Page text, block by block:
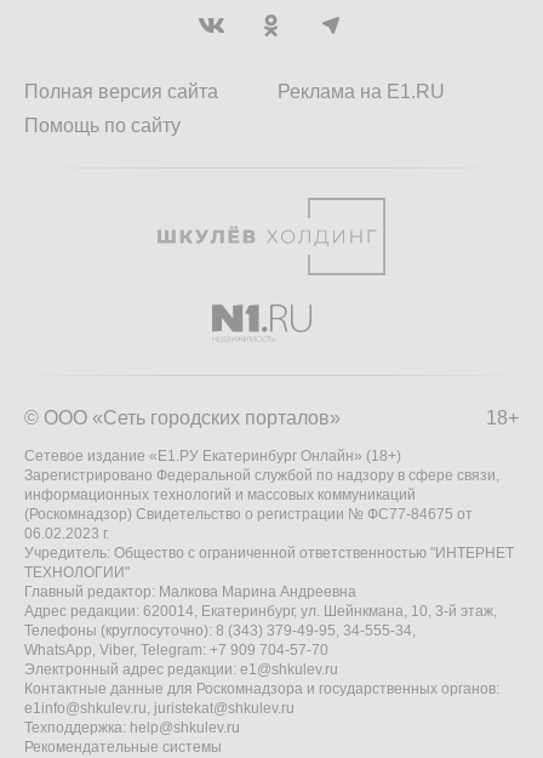
Полная версия сайта
Помощь по сайту
Реклама на E1.RU
18+
© ООО «Сеть городских порталов»
Сетевое издание «Е1.РУ Екатеринбург Онлайн» (18+)
Зарегистрировано Федеральной службой по надзору в сфере связи,
информационных технологий и массовых коммуникаций
(Роскомнадзор) Свидетельство о регистрации № ФС77-84675 от
06.02.2023 г.
Учредитель: Общество с ограниченной ответственностью "ИНТЕРНЕТ
ТЕХНОЛОГИИ"
Главный редактор: Малкова Марина Андреевна
Адрес редакции: 620014, Екатеринбург, ул. Шейнкмана, 10, 3-й этаж,
Телефоны (круглосуточно): 8 (343) 379-49-95, 34-555-34,
WhatsApp, Viber, Telegram: +7 909 704-57-70
Электронный адрес редакции: e1@shkulev.ru
Контактные данные для Роскомнадзора и государственных органов:
e1info@shkulev.ru, juristekat@shkulev.ru
Техподдержка: help@shkulev.ru
Рекомендательные системы